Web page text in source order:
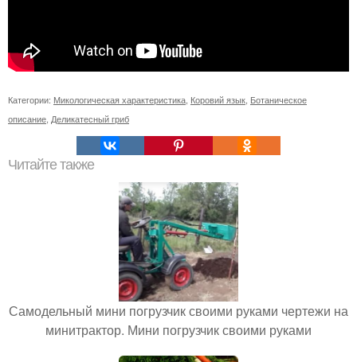
Категории: Микологическая характеристика Коровий язык Ботаническое
описание Деликатесный гриб
Читайте также
Самодельный мини погрузчик своими руками чертежи на
минитрактор. Мини погрузчик своими руками